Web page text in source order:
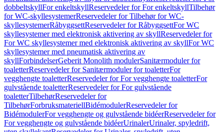
dobbeltskyllFor enkeltskyllReservedeler for For enkeltskyllTilbehør
for WC-skyllesystemerReservedeler for Tilbehør for WC-
skyllesystemerRåbyggsettReservedeler for RåbyggsettFor WC
skyllesystemer med elektronisk aktivering av skyllReservedeler for
For WC skyllesystemer med elektronisk aktivering av skyllFor WC
skyllesystemer med pneumatisk aktivering av
skyllForbindelserGeberit Monolith modulerSanitærmoduler for
toaletterReservedeler for Sanitærmoduler for toaletterFor
vegghengte toaletterReservedeler for For vegghengte toaletterFor
gulvstående toaletterReservedeler for For gulvstående
toaletterTilbehørReservedeler for
TilbehørForbruksmateriellBidémodulerReservedeler for
BidémodulerFor vegghengte og gulvstående bidéerReservedeler for
For vegghengte og gulvstående bidéerUrinalerUrinaler, spyledrift,